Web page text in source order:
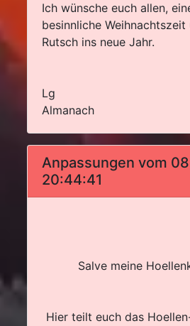
Ich wünsche euch allen,
besinnliche
Rutsch ins neue Jahr.
Lg
Almanach
Anpassungen vom
20:44:41
Salve meine
Hier teilt euch das